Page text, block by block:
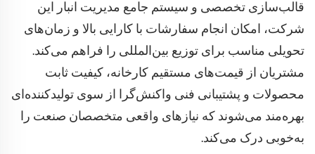
قالب‌سازی تخصصی و سیستم جامع مدیریت انبار این
شرکت، امکان انجام سفارشات با کارایی بالا و زمان‌های
تحویلی مناسب برای توزیع بین‌المللی را فراهم می‌کند.
مشتریان از قیمت‌های مستقیم کارخانه، کیفیت ثابت
محصولات و پشتیبانی فنی واکنش‌گرا از سوی تولیدکننده‌ای
بهره‌مند می‌شوند که نیازهای واقعی متخصصان صنعت را
به‌خوبی درک می‌کند.